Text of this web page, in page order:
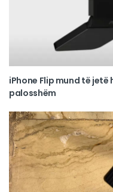
iPhone Flip mund të
palosshëm